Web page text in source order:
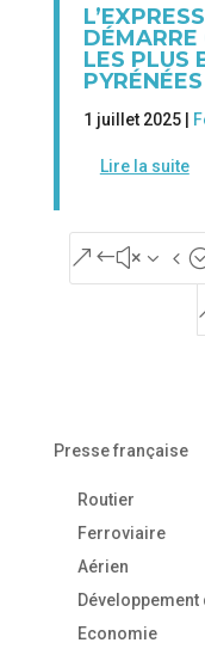
DÉMARRE
LES PLUS
PYRÉNÉES
1 juillet 2025 |
Lire la suite
Presse française
Routier
Ferroviaire
Aérien
Développement
Economie